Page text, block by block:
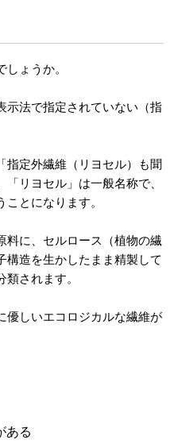
ょうか。
示法で指定されていない（指
指定外繊維（リヨセル）も聞
リヨセル」は一般名称で、
ことになります。
料に、セルロース（植物の繊
構造を生かしたまま精製して
されます。
優しいエコロジカルな繊維が
ある